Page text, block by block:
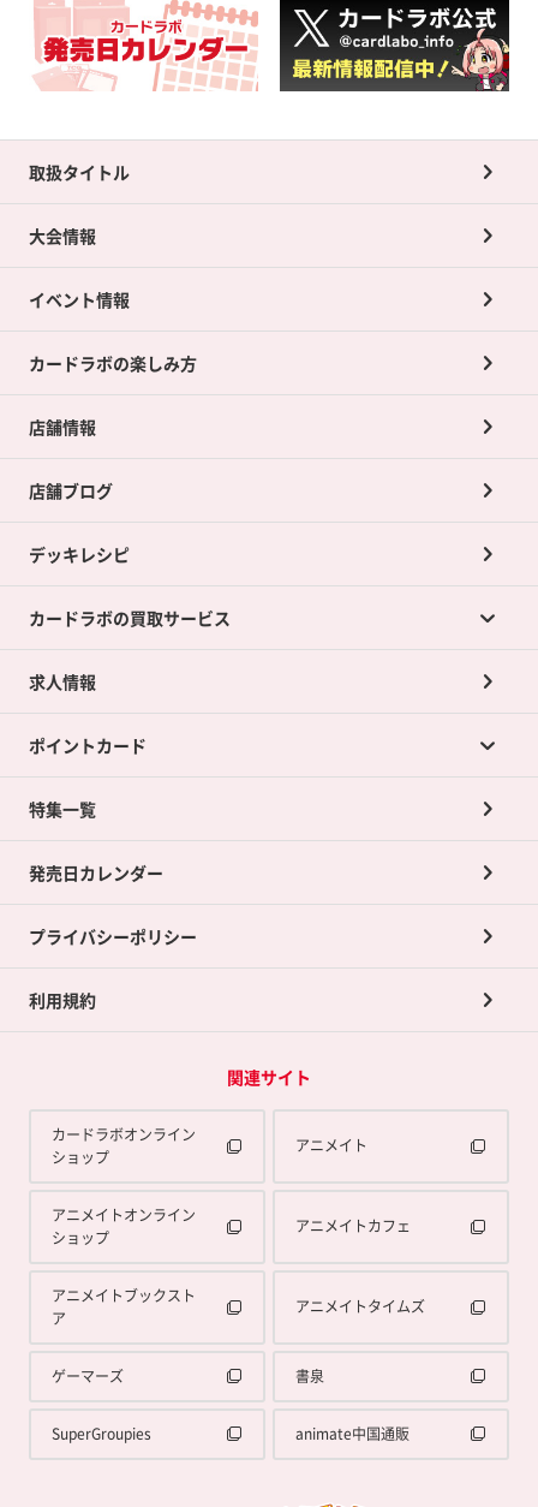
取扱タイトル
大会情報
イベント情報
カードラボの楽しみ方
店舗情報
店舗ブログ
デッキレシピ
カードラボの買取サービス
カードラボの買取サービスTOP
店舗買取について
ネット買取について
買取承諾書について
求人情報
ポイントカード
ポイントカードTOP
ポイント交換景品
特集一覧
発売日カレンダー
プライバシーポリシー
利用規約
関連サイト
カードラボオンライン
ショップ
アニメイト
アニメイトオンライン
ショップ
アニメイトカフェ
アニメイトブックスト
ア
アニメイトタイムズ
ゲーマーズ 書泉
SuperGroupies animate中国通販